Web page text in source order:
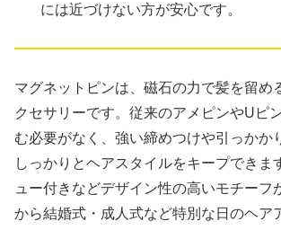
には近づけない方が安心です。
マグネットピンは、磁石の力で髪を留め
クセサリーです。従来のアメピンやUピ
む必要がなく、強い締めつけや引っかか
しっかりとヘアスタイルをキープできま
ュー付きなどデザイン性の高いモチーフ
から結婚式・成人式など特別な日のヘア